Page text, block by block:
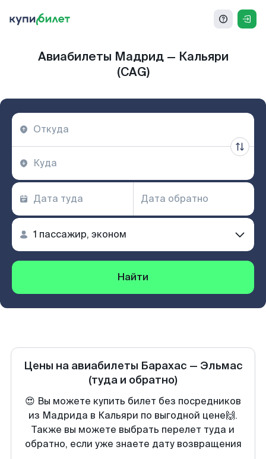
Авиабилеты Мадрид — Кальяри
(CAG)
Найти
Цены на авиабилеты Барахас — Эльмас
(туда и обратно)
😍 Вы можете купить билет без посредников
из Мадрида в Кальяри по выгодной цене🙌.
Также вы можете выбрать перелет туда и
обратно, если уже знаете дату возвращения